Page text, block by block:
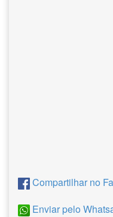
Compartilhar no
Enviar pelo